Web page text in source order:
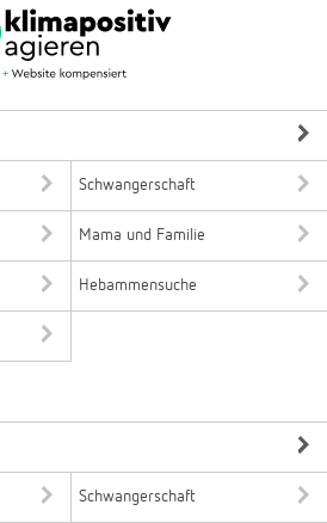
Schwangerschaft
Mama und Familie
Hebammensuche
Schwangerschaft